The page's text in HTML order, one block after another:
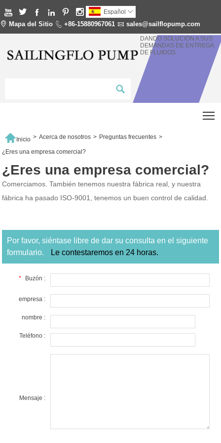
      Español 
 Mapa del Sitio  +86-15880967061  sales@sailflopump.com
DANDO SOLUCIÓN A SUS
DEMANDAS DE ENTREGA
DE FLUIDOS
Inicio > Acerca de nosotros > Preguntas frecuentes >
¿Eres una empresa comercial?
¿Eres una empresa comercial?
Comerciamos. También tenemos nuestra fábrica real, y nuestra
fábrica ha pasado ISO-9001, tenemos un buen control de calidad.
Por favor, siéntase libre de dar su consulta en el siguiente
formulario.
Le contestaremos en 24 horas.
* Buzón :
empresa :
nombre :
Teléfono :
Mensaje :